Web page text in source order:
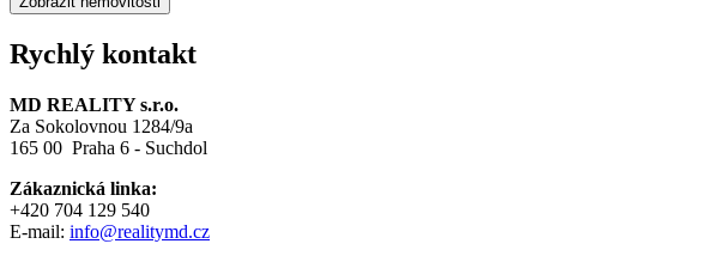
Rychlý kontakt
MD REALITY s.r.o.
Za Sokolovnou 1284/9a
165 00 Praha 6 - Suchdol
Zákaznická linka:
+420 704 129 540
E-mail: info@realitymd.cz